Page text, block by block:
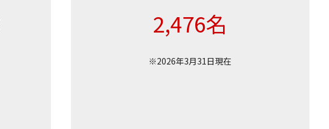
2,476名
※2026年3月31日現在